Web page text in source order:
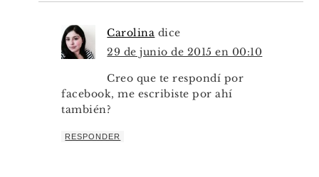
Carolina dice
29 de junio de 2015 en 00:10
Creo que te respondí por
facebook, me escribiste por ahí
también?
RESPONDER